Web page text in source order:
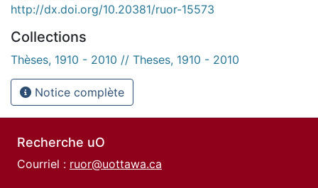
http://dx.doi.org/10.20381/ruor-15573
Collections
Thèses, 1910 - 2010 // Theses, 1910 - 2010
Notice complète
Recherche uO
Courriel : ruor@uottawa.ca